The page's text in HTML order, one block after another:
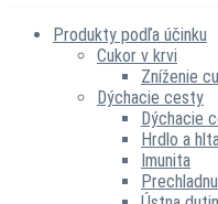
Produkty podľa účinku
Cukor v krvi
Zníženie
Dýchacie cesty
Dýchacie
Hrdlo a
Imunita